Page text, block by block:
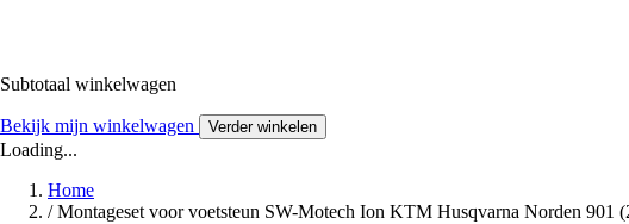
Subtotaal winkelwagen
Bekijk mijn winkelwagen Verder winkelen
Loading...
Home
/ Montageset voor voetsteun SW-Motech Ion KTM Husqvarna Norden 901